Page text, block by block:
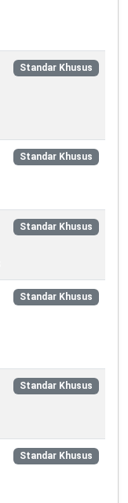
Standar Khusus
Standar Khusus
Standar Khusus
Standar Khusus
Standar Khusus
Standar Khusus